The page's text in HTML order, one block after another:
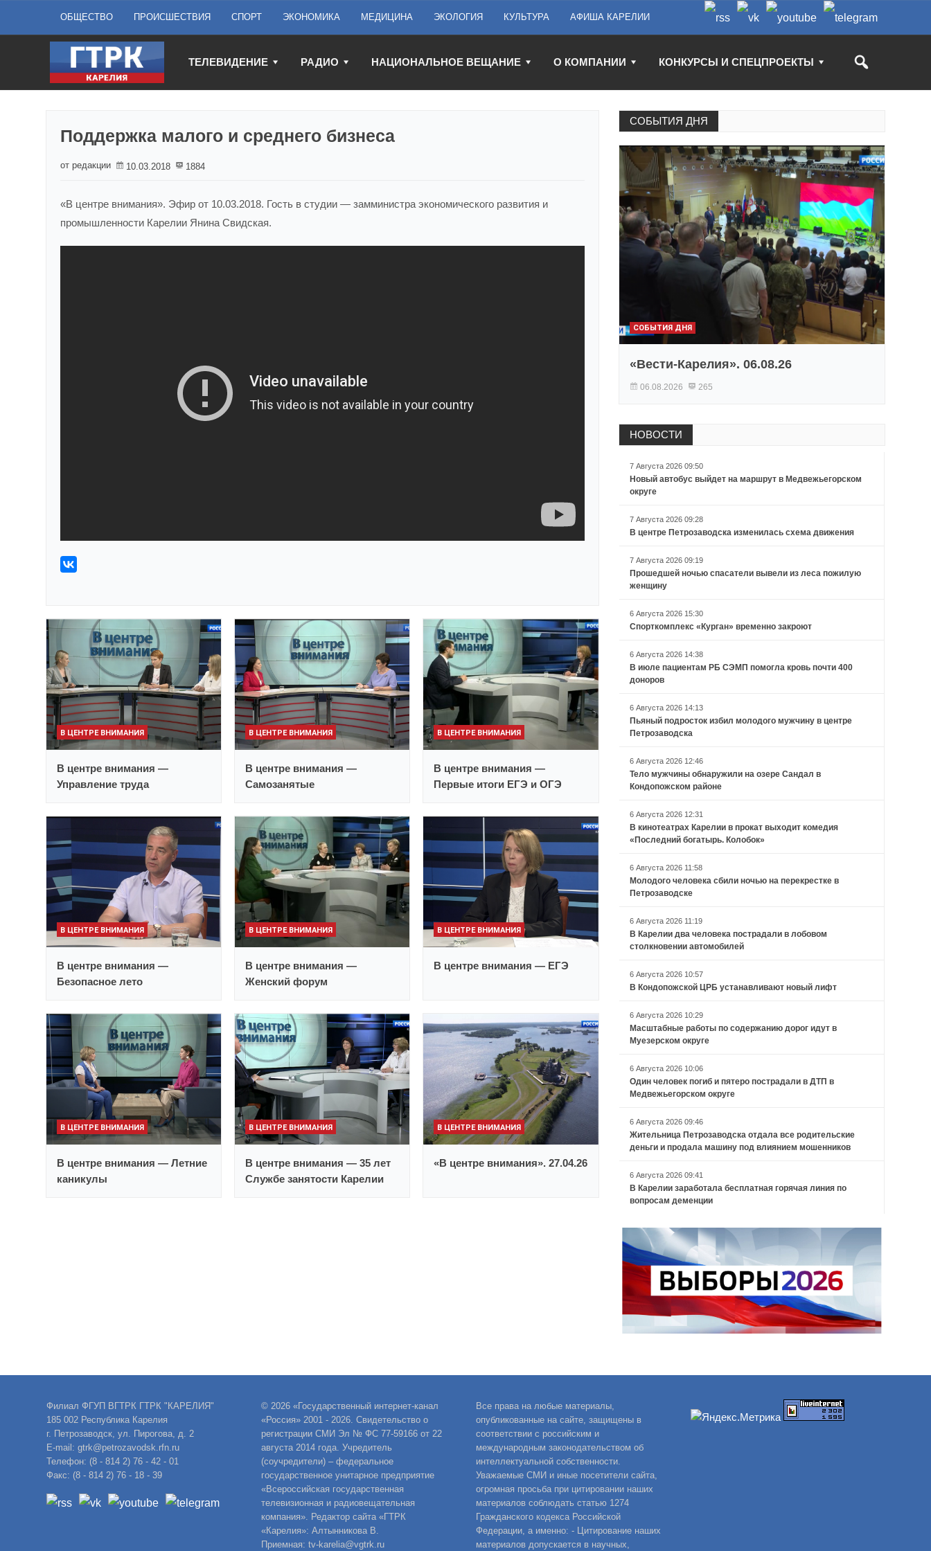
ОБЩЕСТВО ПРОИСШЕСТВИЯ СПОРТ ЭКОНОМИКА МЕДИЦИНА ЭКОЛОГИЯ КУЛЬТУРА АФИША КАРЕЛИИ
ТЕЛЕВИДЕНИЕ РАДИО НАЦИОНАЛЬНОЕ ВЕЩАНИЕ О КОМПАНИИ КОНКУРСЫ И СПЕЦПРОЕКТЫ
Поддержка малого и среднего бизнеса
от редакции 10.03.2018 1884
«В центре внимания». Эфир от 10.03.2018. Гость в студии — замминистра экономического развития и
промышленности Карелии Янина Свидская.
В ЦЕНТРЕ ВНИМАНИЯ
В центре внимания —
Управление труда
В ЦЕНТРЕ ВНИМАНИЯ
В центре внимания —
Самозанятые
В ЦЕНТРЕ ВНИМАНИЯ
В центре внимания —
Первые итоги ЕГЭ и ОГЭ
В ЦЕНТРЕ ВНИМАНИЯ
В центре внимания —
Безопасное лето
В ЦЕНТРЕ ВНИМАНИЯ
В центре внимания —
Женский форум
В ЦЕНТРЕ ВНИМАНИЯ
В центре внимания — ЕГЭ
В ЦЕНТРЕ ВНИМАНИЯ
В центре внимания — Летние
каникулы
В ЦЕНТРЕ ВНИМАНИЯ
В центре внимания — 35 лет
Службе занятости Карелии
В ЦЕНТРЕ ВНИМАНИЯ
«В центре внимания». 27.04.26
СОБЫТИЯ ДНЯ
СОБЫТИЯ ДНЯ
«Вести-Карелия». 06.08.26
06.08.2026 265
НОВОСТИ
7 Августа 2026 09:50
Новый автобус выйдет на маршрут в Медвежьегорском
округе
7 Августа 2026 09:28
В центре Петрозаводска изменилась схема движения
7 Августа 2026 09:19
Прошедшей ночью спасатели вывели из леса пожилую
женщину
6 Августа 2026 15:30
Спорткомплекс «Курган» временно закроют
6 Августа 2026 14:38
В июле пациентам РБ СЭМП помогла кровь почти 400
доноров
6 Августа 2026 14:13
Пьяный подросток избил молодого мужчину в центре
Петрозаводска
6 Августа 2026 12:46
Тело мужчины обнаружили на озере Сандал в
Кондопожском районе
6 Августа 2026 12:31
В кинотеатрах Карелии в прокат выходит комедия
«Последний богатырь. Колобок»
6 Августа 2026 11:58
Молодого человека сбили ночью на перекрестке в
Петрозаводске
6 Августа 2026 11:19
В Карелии два человека пострадали в лобовом
столкновении автомобилей
6 Августа 2026 10:57
В Кондопожской ЦРБ устанавливают новый лифт
6 Августа 2026 10:29
Масштабные работы по содержанию дорог идут в
Муезерском округе
6 Августа 2026 10:06
Один человек погиб и пятеро пострадали в ДТП в
Медвежьегорском округе
6 Августа 2026 09:46
Жительница Петрозаводска отдала все родительские
деньги и продала машину под влиянием мошенников
6 Августа 2026 09:41
В Карелии заработала бесплатная горячая линия по
вопросам деменции
Филиал ФГУП ВГТРК ГТРК "КАРЕЛИЯ"
185 002 Республика Карелия
г. Петрозаводск, ул. Пирогова, д. 2
E-mail: gtrk@petrozavodsk.rfn.ru
Телефон: (8 - 814 2) 76 - 42 - 01
Факс: (8 - 814 2) 76 - 18 - 39
© 2026 «Государственный интернет-канал
«Россия» 2001 - 2026. Свидетельство о
регистрации СМИ Эл № ФС 77-59166 от 22
августа 2014 года. Учредитель
(соучредители) – федеральное
государственное унитарное предприятие
«Всероссийская государственная
телевизионная и радиовещательная
компания». Редактор сайта «ГТРК
«Карелия»: Алтынникова В.
Приемная: tv-karelia@vgtrk.ru
Все права на любые материалы,
опубликованные на сайте, защищены в
соответствии с российским и
международным законодательством об
интеллектуальной собственности.
Уважаемые СМИ и иные посетители сайта,
огромная просьба при цитировании наших
материалов соблюдать статью 1274
Гражданского кодекса Российской
Федерации, а именно: - Цитирование наших
материалов допускается в научных,